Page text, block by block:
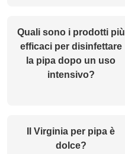
Quali sono i prodotti più
efficaci per disinfettare
la pipa dopo un uso
intensivo?
Il Virginia per pipa è
dolce?